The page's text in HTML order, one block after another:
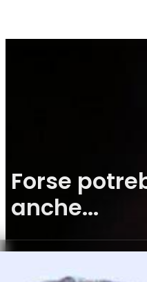
Forse
anche...